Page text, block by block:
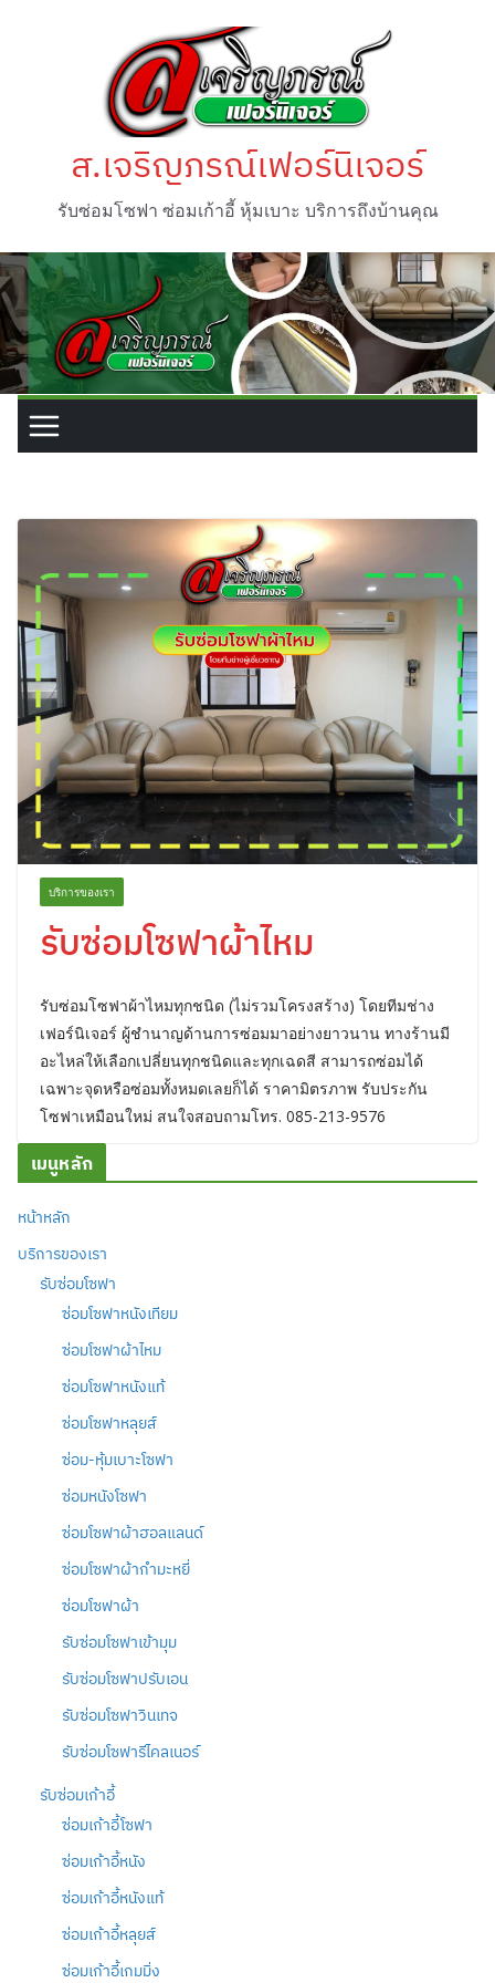
ส.เจริญภรณ์เฟอร์นิเจอร์
รับซ่อมโซฟา ซ่อมเก้าอี้ หุ้มเบาะ บริการถึงบ้านคุณ
บริการของเรา
รับซ่อมโซฟาผ้าไหม
รับซ่อมโซฟาผ้าไหมทุกชนิด (ไม่รวมโครงสร้าง) โดยทีมช่าง
เฟอร์นิเจอร์ ผู้ชำนาญด้านการซ่อมมาอย่างยาวนาน ทางร้านมี
อะไหล่ให้เลือกเปลี่ยนทุกชนิดและทุกเฉดสี สามารถซ่อมได้
เฉพาะจุดหรือซ่อมทั้งหมดเลยก็ได้ ราคามิตรภาพ รับประกัน
โซฟาเหมือนใหม่ สนใจสอบถามโทร. 085-213-9576
เมนูหลัก
หน้าหลัก
บริการของเรา
รับซ่อมโซฟา
ซ่อมโซฟาหนังเทียม
ซ่อมโซฟาผ้าไหม
ซ่อมโซฟาหนังแท้
ซ่อมโซฟาหลุยส์
ซ่อม-หุ้มเบาะโซฟา
ซ่อมหนังโซฟา
ซ่อมโซฟาผ้าฮอลแลนด์
ซ่อมโซฟาผ้ากำมะหยี่
ซ่อมโซฟาผ้า
รับซ่อมโซฟาเข้ามุม
รับซ่อมโซฟาปรับเอน
รับซ่อมโซฟาวินเทจ
รับซ่อมโซฟารีไคลเนอร์
รับซ่อมเก้าอี้
ซ่อมเก้าอี้โซฟา
ซ่อมเก้าอี้หนัง
ซ่อมเก้าอี้หนังแท้
ซ่อมเก้าอี้หลุยส์
ซ่อมเก้าอี้เกมมิ่ง